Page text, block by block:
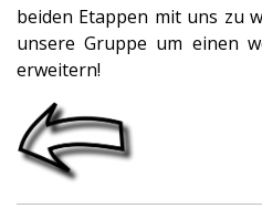
beiden Etappen mit uns zu
unsere Gruppe um einen
erweitern!